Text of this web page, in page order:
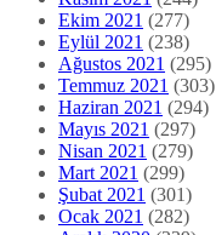
Ekim 2021 (277)
Eylül 2021 (238)
Ağustos 2021 (295)
Temmuz 2021 (303)
Haziran 2021 (294)
Mayıs 2021 (297)
Nisan 2021 (279)
Mart 2021 (299)
Şubat 2021 (301)
Ocak 2021 (282)